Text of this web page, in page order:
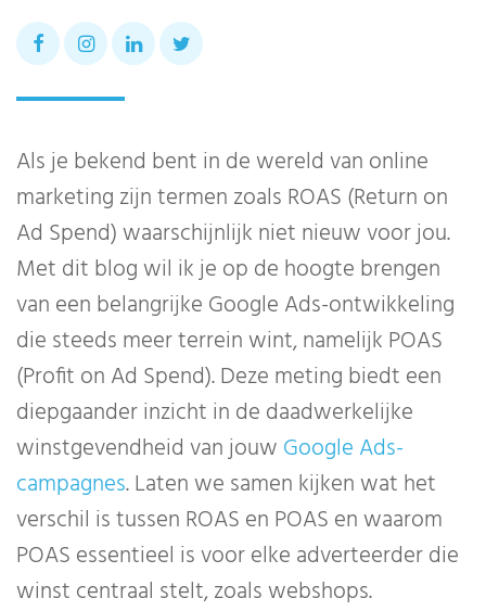
Als je bekend bent in de wereld van online
marketing zijn termen zoals ROAS (Return on
Ad Spend) waarschijnlijk niet nieuw voor jou.
Met dit blog wil ik je op de hoogte brengen
van een belangrijke Google Ads-ontwikkeling
die steeds meer terrein wint, namelijk POAS
(Profit on Ad Spend). Deze meting biedt een
diepgaander inzicht in de daadwerkelijke
winstgevendheid van jouw Google Ads-
campagnes. Laten we samen kijken wat het
verschil is tussen ROAS en POAS en waarom
POAS essentieel is voor elke adverteerder die
winst centraal stelt, zoals webshops.